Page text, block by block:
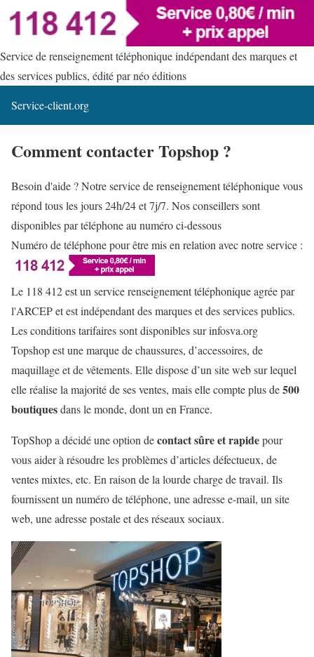
Service de renseignement téléphonique indépendant des marques et
des services publics, édité par néo éditions
Service-client.org
Comment contacter Topshop ?
Besoin d'aide ? Notre service de renseignement téléphonique vous
répond tous les jours 24h/24 et 7j/7. Nos conseillers sont
disponibles par téléphone au numéro ci-dessous
Numéro de téléphone pour être mis en relation avec notre service :
Le 118 412 est un service renseignement téléphonique agrée par
l'ARCEP et est indépendant des marques et des services publics.
Les conditions tarifaires sont disponibles sur infosva.org
Topshop est une marque de chaussures, d’accessoires, de
maquillage et de vêtements. Elle dispose d’un site web sur lequel
elle réalise la majorité de ses ventes, mais elle compte plus de500
boutiquesdans le monde, dont un en France.
TopShop a décidé une option decontact sûre et rapidepour
vous aider à résoudre les problèmes d’articles défectueux, de
ventes mixtes, etc. En raison de la lourde charge de travail. Ils
fournissent un numéro de téléphone, une adresse e-mail, un site
web, une adresse postale et des réseaux sociaux.